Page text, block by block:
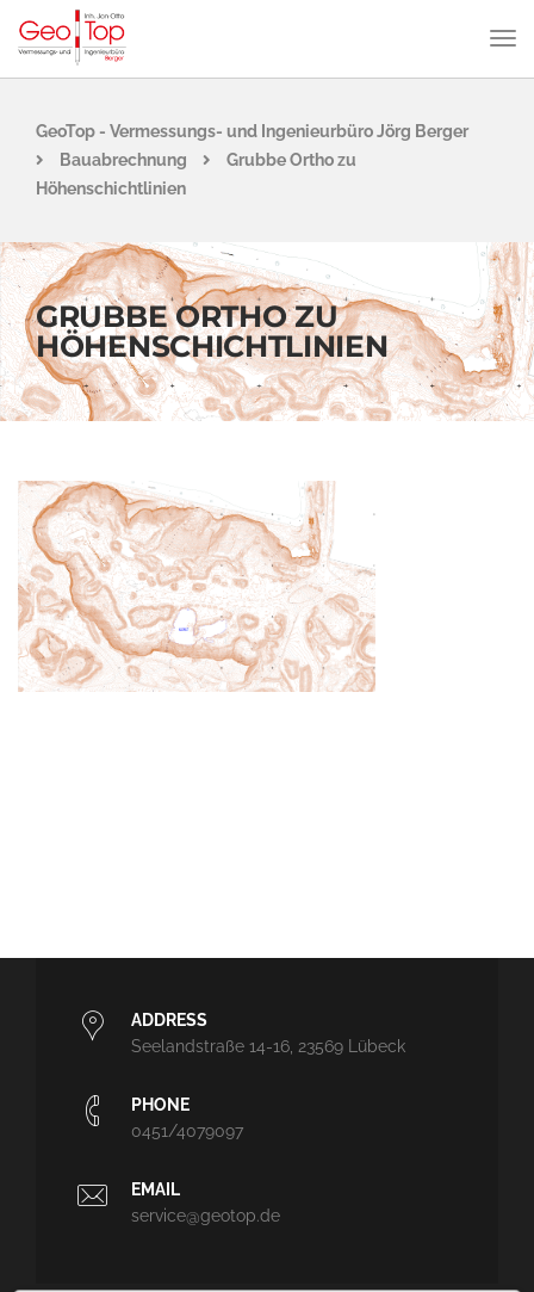
GeoTop - Vermessungs- und Ingenieurbüro Jörg Berger
Bauabrechnung
Grubbe Ortho zu
Höhenschichtlinien
GRUBBE ORTHO ZU
HÖHENSCHICHTLINIEN
ADDRESS
Seelandstraße 14-16, 23569 Lübeck
PHONE
0451/4079097
EMAIL
service@geotop.de